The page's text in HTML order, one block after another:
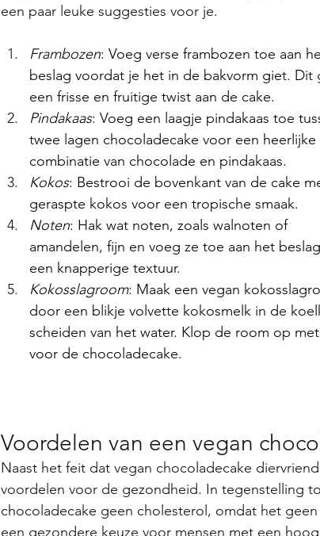
een paar leuke suggesties voor je.
Frambozen: Voeg verse frambozen toe aan
beslag voordat je het in de bakvorm giet. Dit
een frisse en fruitige twist aan de cake.
Pindakaas: Voeg een laagje pindakaas toe
twee lagen chocoladecake voor een heerlijke
combinatie van chocolade en pindakaas.
Kokos: Bestrooi de bovenkant van de cake
geraspte kokos voor een tropische smaak.
Noten: Hak wat noten, zoals walnoten of
amandelen, fijn en voeg ze toe aan het
een knapperige textuur.
Kokosslagroom: Maak een vegan
door een blikje volvette kokosmelk in de
scheiden van het water. Klop de room op
voor de chocoladecake.
Voordelen van een vegan
Naast het feit dat vegan chocoladecake
voordelen voor de gezondheid. In tegenstelling
chocoladecake geen cholesterol, omdat het
een gezondere keuze voor mensen met een